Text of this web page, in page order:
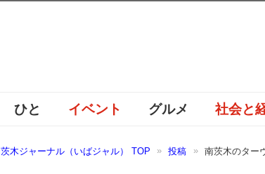
ひと イベント グルメ 社会と
茨木ジャーナル（いばジャル） TOP 投稿 南茨木のター